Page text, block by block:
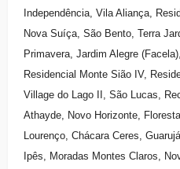
Independência, Vila Aliança,
Nova Suíça, São Bento, Terra
Primavera, Jardim Alegre
Residencial Monte Sião IV,
Village do Lago II, São Lucas,
Athayde, Novo Horizonte,
Lourenço, Chácara Ceres,
Ipês, Moradas Montes Claros,